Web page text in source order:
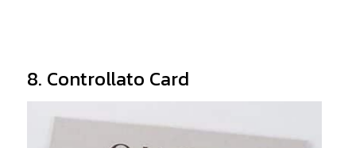
8. Controllato Card